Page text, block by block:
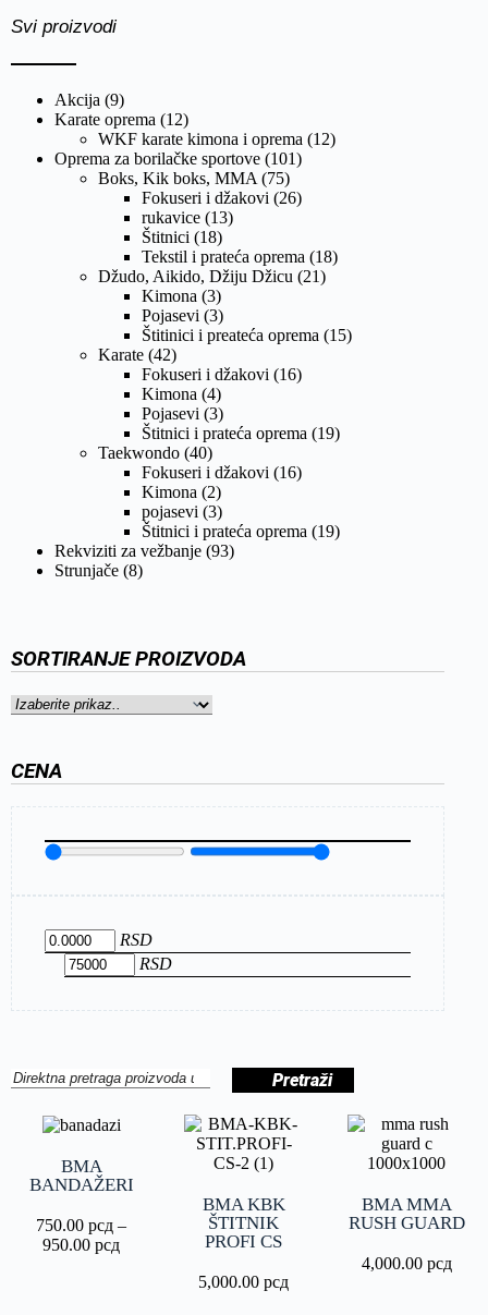
Svi proizvodi
Akcija (9)
Karate oprema (12)
WKF karate kimona i oprema (12)
Oprema za borilačke sportove (101)
Boks, Kik boks, MMA (75)
Fokuseri i džakovi (26)
rukavice (13)
Štitnici (18)
Tekstil i prateća oprema (18)
Džudo, Aikido, Džiju Džicu (21)
Kimona (3)
Pojasevi (3)
Štitinici i preateća oprema (15)
Karate (42)
Fokuseri i džakovi (16)
Kimona (4)
Pojasevi (3)
Štitnici i prateća oprema (19)
Taekwondo (40)
Fokuseri i džakovi (16)
Kimona (2)
pojasevi (3)
Štitnici i prateća oprema (19)
Rekviziti za vežbanje (93)
Strunjače (8)
SORTIRANJE PROIZVODA
CENA
RSD
RSD
Pretraži
BMA
BANDAŽERI
750.00рсд –
950.00рсд
BMA KBK
ŠTITNIK
PROFI CS
5,000.00рсд
BMA MMA
RUSH GUARD
4,000.00 рсд